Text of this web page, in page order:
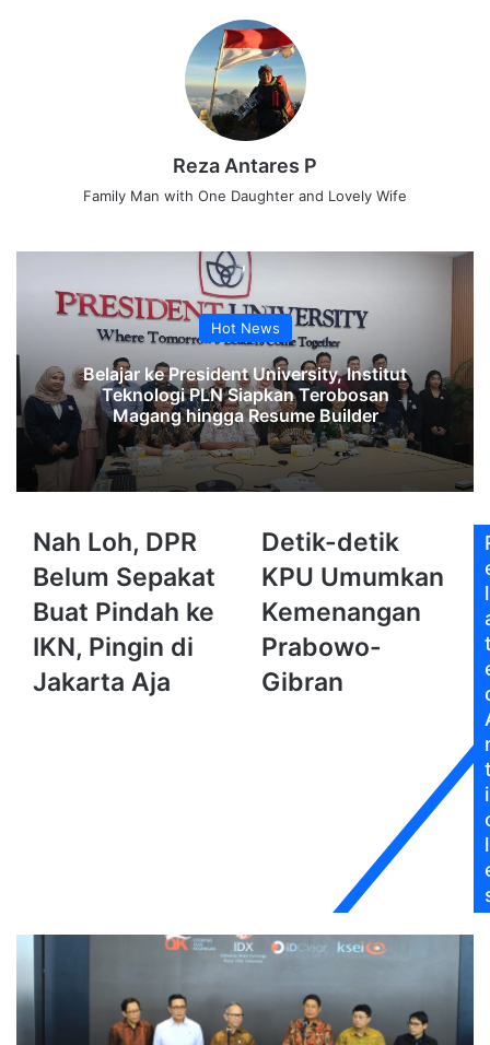
Reza Antares P
Family Man with One Daughter and Lovely Wife
Hot News
Belajar ke President University, Institut
Teknologi PLN Siapkan Terobosan
Magang hingga Resume Builder
Nah
Loh,
DPR
Belum
Sepakat
Buat
Pindah
ke
Nah Loh, DPR
Belum Sepakat
Buat Pindah ke
IKN, Pingin di
Jakarta Aja
Detik-
detik
KPU
Umumkan
Kemenangan
Prabowo-
Gibran
Detik-detik
KPU Umumkan
Kemenangan
Prabowo-
Gibran
l
i
l